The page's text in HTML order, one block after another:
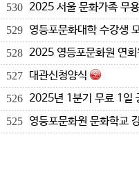
530 2025 서울 문화가족 무
529 영등포문화대학 수강생
528 2025 영등포문화원 연회
527 대관신청양식
526 2025년 1분기 무료 1일
525 영등포문화원 문화학교